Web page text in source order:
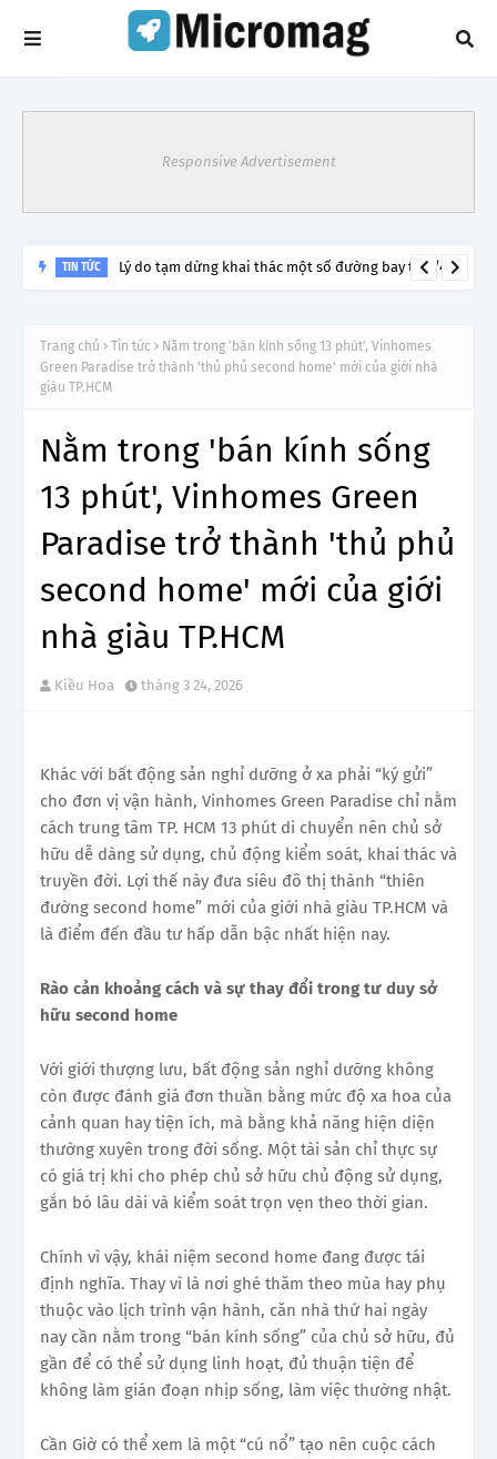
Responsive Advertisement
TIN TỨC Lý do tạm dừng khai thác một số đường bay từ 1/4
Trang chủ Tin tức
Nằm trong 'bán kính sống 13 phút', Vinhomes
Green Paradise trở thành 'thủ phủ second home' mới của giới nhà
giàu TP.HCM
Nằm trong 'bán kính sống
13 phút', Vinhomes Green
Paradise trở thành 'thủ phủ
second home' mới của giới
nhà giàu TP.HCM
Kiều Hoa tháng 3 24, 2026
Khác với bất động sản nghỉ dưỡng ở xa phải “ký gửi”
cho đơn vị vận hành, Vinhomes Green Paradise chỉ nằm
cách trung tâm TP. HCM 13 phút di chuyển nên chủ sở
hữu dễ dàng sử dụng, chủ động kiểm soát, khai thác và
truyền đời. Lợi thế này đưa siêu đô thị thành “thiên
đường second home” mới của giới nhà giàu TP.HCM và
là điểm đến đầu tư hấp dẫn bậc nhất hiện nay.
Rào cản khoảng cách và sự thay đổi trong tư duy sở
hữu second home
Với giới thượng lưu, bất động sản nghỉ dưỡng không
còn được đánh giá đơn thuần bằng mức độ xa hoa của
cảnh quan hay tiện ích, mà bằng khả năng hiện diện
thường xuyên trong đời sống. Một tài sản chỉ thực sự
có giá trị khi cho phép chủ sở hữu chủ động sử dụng,
gắn bó lâu dài và kiểm soát trọn vẹn theo thời gian.
Chính vì vậy, khái niệm second home đang được tái
định nghĩa. Thay vì là nơi ghé thăm theo mùa hay phụ
thuộc vào lịch trình vận hành, căn nhà thứ hai ngày
nay cần nằm trong “bán kính sống” của chủ sở hữu, đủ
gần để có thể sử dụng linh hoạt, đủ thuận tiện để
không làm gián đoạn nhịp sống, làm việc thường nhật.
Cần Giờ có thể xem là một “cú nổ” tạo nên cuộc cách